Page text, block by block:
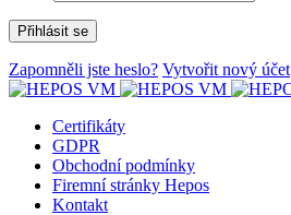
Zapomněli jste heslo? Vytvořit nový účet
Certifikáty
GDPR
Obchodní podmínky
Firemní stránky Hepos
Kontakt